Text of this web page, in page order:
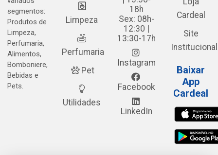
segmentos:
Produtos de
Limpeza,
Perfumaria,
Alimentos,
Bomboniere,
Bebidas e
Pets.
Limpeza
Perfumaria
Pet
Utilidades
18h
Sex: 08h-
12:30 |
13:30-17h
Instagram
Facebook
LinkedIn
Cardeal
Site
Institucional
Baixar
App
Cardeal